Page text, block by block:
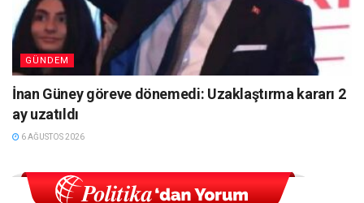
GÜNDEM
İnan Güney göreve dönemedi: Uzaklaştırma kararı 2
ay uzatıldı
6 AĞUSTOS 2026